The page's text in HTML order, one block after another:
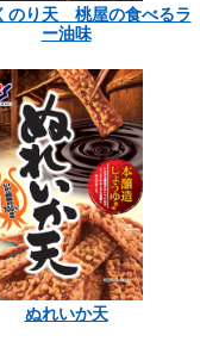
のり天 桃屋の食べるラ
ー油味
ぬれいか天